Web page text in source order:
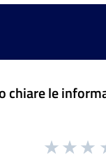
chiare le